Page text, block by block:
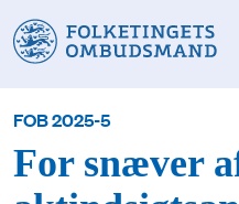
FOB 2025-5
For snæver